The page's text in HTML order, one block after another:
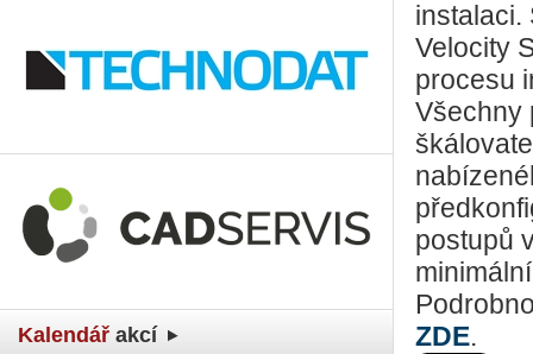
Kalendář akcí
instalaci.
Velocity
procesu
Všechny
postupů
ZDE.